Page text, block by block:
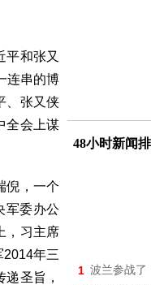
平和张又
连串的博
、张又侠
全会上谋
倪，一个
军委办公
，习主席
2014年三
圣旨，
48小时新闻
1 波兰参战了